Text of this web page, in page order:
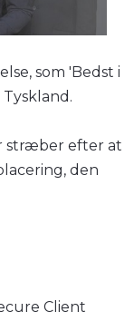
som 'Bedst i
stræber efter at
den
Client